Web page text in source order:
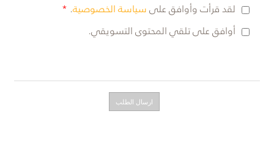
لقد قرأت وأوافق علىسياسة الخصوصية.
أوافق على تلقي المحتوى التسويقي.